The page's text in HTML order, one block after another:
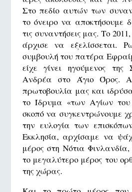
Στο πεδίο αυτών των
το όνειρο να αποκτήσουμε
τις συναντήσεις μας. Το
άρχισε να εξελίσσεται.
συμβουλή του πατέρα
είχε γίνει ηγούμενος της
Ανδρέα στο Άγιο Όρος.
πρωτοβουλία μας και
το Ίδρυμα «των Αγίων
σκοπό να συγκεντρώνουμε
την ευλογία των
Εκκλησία, αρχίσαμε να
μέρος στη Νότια Φινλανδία,
το μεγαλύτερο μέρος του
της χώρας.